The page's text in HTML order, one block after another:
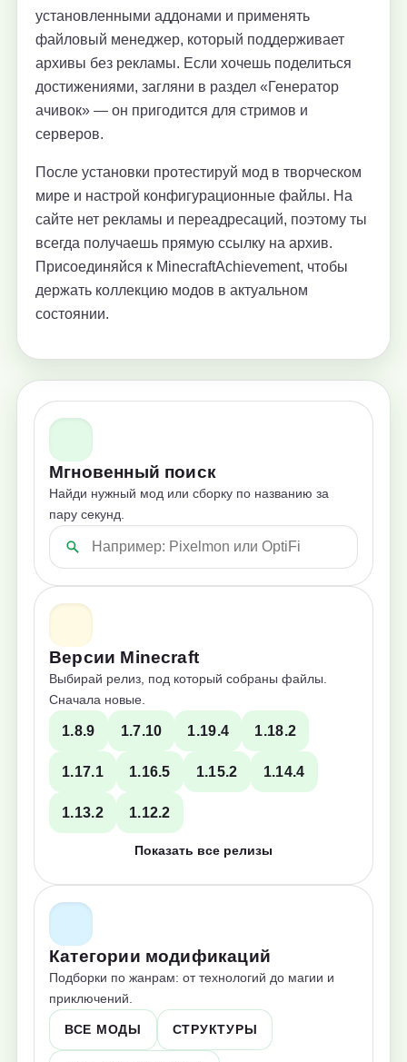
установленными аддонами и применять
файловый менеджер, который поддерживает
архивы без рекламы. Если хочешь поделиться
достижениями, загляни в раздел «Генератор
ачивок» — он пригодится для стримов и
серверов.
После установки протестируй мод в творческом
мире и настрой конфигурационные файлы. На
сайте нет рекламы и переадресаций, поэтому ты
всегда получаешь прямую ссылку на архив.
Присоединяйся к MinecraftAchievement, чтобы
держать коллекцию модов в актуальном
состоянии.
Мгновенный поиск
Найди нужный мод или сборку по названию за
пару секунд.
Версии Minecraft
Выбирай релиз, под который собраны файлы.
Сначала новые.
1.8.9 1.7.10 1.19.4 1.18.2
1.17.1 1.16.5 1.15.2 1.14.4
1.13.2 1.12.2
Показать все релизы
Категории модификаций
Подборки по жанрам: от технологий до магии и
приключений.
ВСЕ МОДЫ СТРУКТУРЫ